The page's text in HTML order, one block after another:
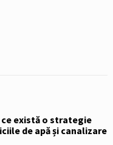
ce există o strategie
de apă și canalizare